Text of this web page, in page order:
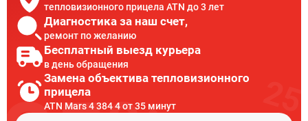
тепловизионного прицела ATN до 3 лет
Диагностика за наш счет,
ремонт по желанию
Бесплатный выезд курьера
в день обращения
Замена объектива тепловизионного
прицела
ATN Mars 4 384 4 от 35 минут